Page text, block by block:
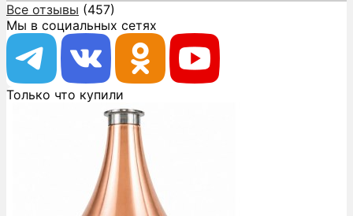
Все отзывы (457)
Мы в социальных сетях
Только что купили